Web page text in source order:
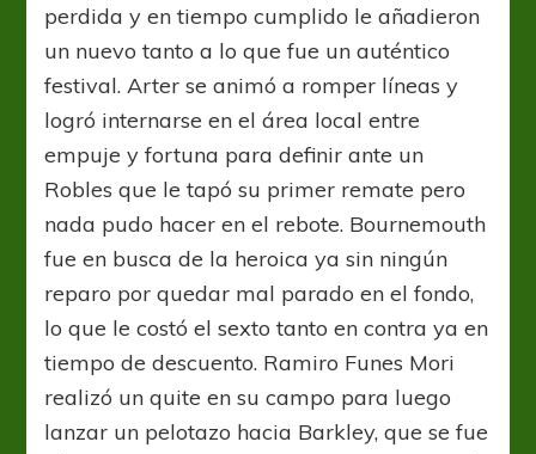
perdida y en tiempo cumplido le añadieron
un nuevo tanto a lo que fue un auténtico
festival. Arter se animó a romper líneas y
logró internarse en el área local entre
empuje y fortuna para definir ante un
Robles que le tapó su primer remate pero
nada pudo hacer en el rebote. Bournemouth
fue en busca de la heroica ya sin ningún
reparo por quedar mal parado en el fondo,
lo que le costó el sexto tanto en contra ya en
tiempo de descuento. Ramiro Funes Mori
realizó un quite en su campo para luego
lanzar un pelotazo hacia Barkley, que se fue